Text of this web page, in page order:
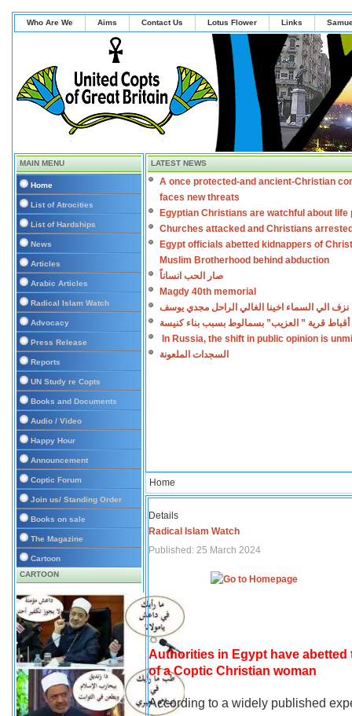
Who Are We Aims Contact Us Lotus Flower Links
MAIN MENU
Home
List of Atrocities
List of Hardships
News
Articles
Arabic Articles
Radical Islam Watch
Advocacy
Press Release
Reports
UN Study re Copts
Books and Documents
Audio / Video
Happy Hour
Announcement
Coptic Forum
Join us/ Standing Order
Books on sale
The Magazine
Cartoon
CARTOON
LATEST NEWS
A once protected-and ancient-Christian
faces new threats
Egyptian Christians are watchful about life
Churches attacked and Christians
Egypt officials abetted kidnappers of
Muslim Brotherhood behind abduction
صار الحب انساناً
Magdy 40th memorial
نزف الي السماء اخينا الغالي الراحل مجدي يوسف
أقباط قرية ” العزيب” بسمالوط بسبب بناء كنيسة
In Russia, the shift in public opinion is
السجدات الملعونة
Home
Details
Radical Islam Watch
Published: 25 March 2024
Authorities in Egypt have
of a Coptic Christian woman
According to a widely published